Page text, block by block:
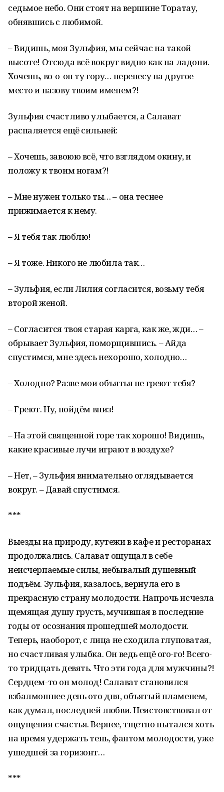
седьмое небо. Они стоят на вершине Торатау,
обнявшись с любимой.
– Видишь, моя Зульфия, мы сейчас на такой
высоте! Отсюда всё вокруг видно как на ладони.
Хочешь, во-о-он ту гору… перенесу на другое
место и назову твоим именем?!
Зульфия счастливо улыбается, а Салават
распаляется ещё сильней:
– Хочешь, завоюю всё, что взглядом окину, и
положу к твоим ногам?!
– Мне нужен только ты… – она теснее
прижимается к нему.
– Я тебя так люблю!
– Я тоже. Никого не любила так…
– Зульфия, если Лилия согласится, возьму тебя
второй женой.
– Согласится твоя старая карга, как же, жди… –
обрывает Зульфия, поморщившись. – Айда
спустимся, мне здесь нехорошо, холодно…
– Холодно? Разве мои объятья не греют тебя?
– Греют. Ну, пойдём вниз!
– На этой священной горе так хорошо! Видишь,
какие красивые лучи играют в воздухе?
– Нет, – Зульфия внимательно оглядывается
вокруг. – Давай спустимся.
***
Выезды на природу, кутежи в кафе и ресторанах
продолжались. Салават ощущал в себе
неисчерпаемые силы, небывалый душевный
подъём. Зульфия, казалось, вернула его в
прекрасную страну молодости. Напрочь исчезла
щемящая душу грусть, мучившая в последние
годы от осознания прошедшей молодости.
Теперь, наоборот, с лица не сходила глуповатая,
но счастливая улыбка. Он ведь ещё ого-го! Всего-
то тридцать девять. Что эти года для мужчины?!
Сердцем-то он молод! Салават становился
взбалмошнее день ото дня, объятый пламенем,
как думал, последней любви. Неистовствовал от
ощущения счастья. Вернее, тщетно пытался хоть
на время удержать тень, фантом молодости, уже
ушедшей за горизонт…
***